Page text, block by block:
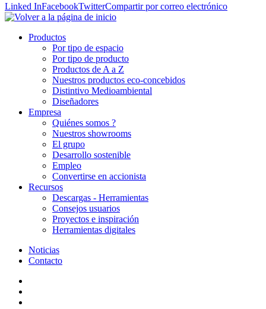
Linked InFacebookTwitterCompartir por correo electrónico
Productos
Por tipo de espacio
Por tipo de producto
Productos de A a Z
Nuestros productos eco-concebidos
Distintivo Medioambiental
Diseñadores
Empresa
Quiénes somos ?
Nuestros showrooms
El grupo
Desarrollo sostenible
Empleo
Convertirse en accionista
Recursos
Descargas - Herramientas
Consejos usuarios
Proyectos e inspiración
Herramientas digitales
Noticias
Contacto